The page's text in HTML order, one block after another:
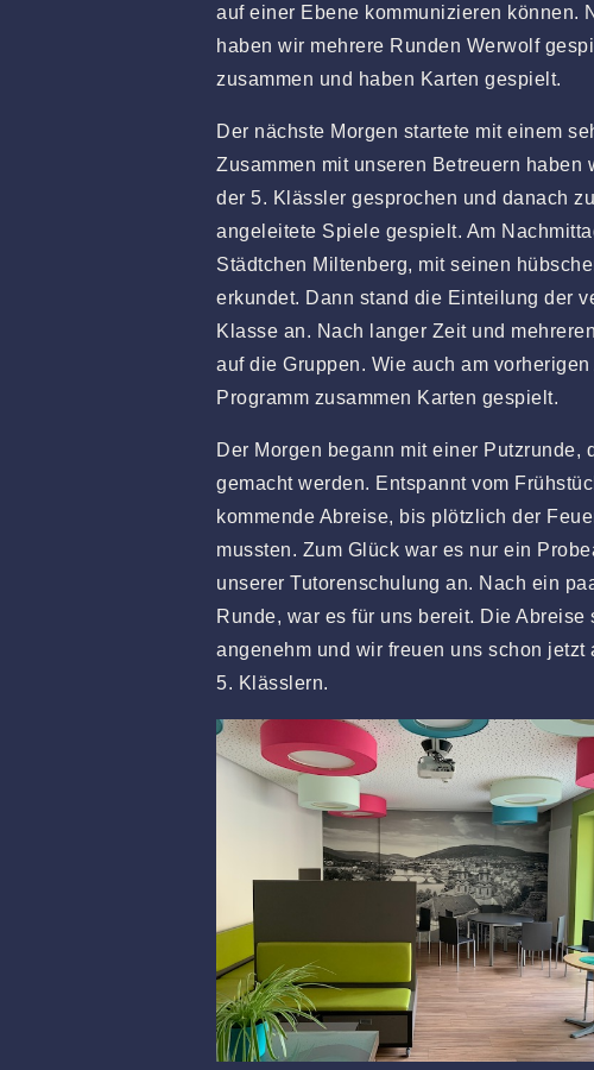
auf einer Ebene kommunizieren können.
haben wir mehrere Runden Werwolf
zusammen und haben Karten gespielt.
Der nächste Morgen startete mit einem
Zusammen mit unseren Betreuern
der 5. Klässler gesprochen und danach
angeleitete Spiele gespielt. Am
Städtchen Miltenberg, mit seinen
erkundet. Dann stand die Einteilung der
Klasse an. Nach langer Zeit und
auf die Gruppen. Wie auch am
Programm zusammen Karten gespielt.
Der Morgen begann mit einer Putzrunde,
gemacht werden. Entspannt vom
kommende Abreise, bis plötzlich der
mussten. Zum Glück war es nur ein
unserer Tutorenschulung an. Nach ein
Runde, war es für uns bereit. Die
angenehm und wir freuen uns schon
5. Klässlern.